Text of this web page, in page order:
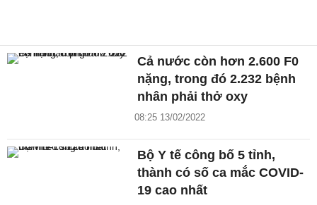
Cả nước còn hơn 2.600 F0
nặng, trong đó 2.232 bệnh
nhân phải thở oxy
08:25 13/02/2022
Bộ Y tế công bố 5 tỉnh,
thành có số ca mắc COVID-
19 cao nhất